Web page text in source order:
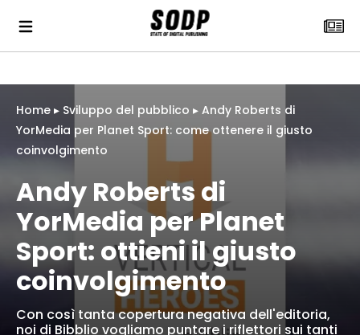
Home ▸ Sviluppo del pubblico ▸ Andy Roberts di
YorMedia per Planet Sport: come ottenere il giusto
coinvolgimento
Andy Roberts di
YorMedia per Planet
Sport: ottieni il giusto
coinvolgimento
Con così tanta copertura negativa dell'editoria,
noi di Bibblio vogliamo puntare i riflettori sui tanti